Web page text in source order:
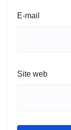
E-mail
Site web